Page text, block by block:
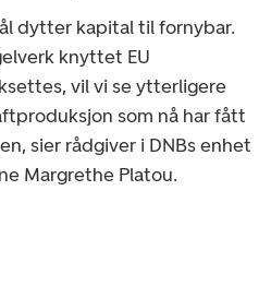
dytter kapital til fornybar.
knyttet EU
vil vi se ytterligere
som nå har fått
sier rådgiver i DNBs enhet
Margrethe Platou.